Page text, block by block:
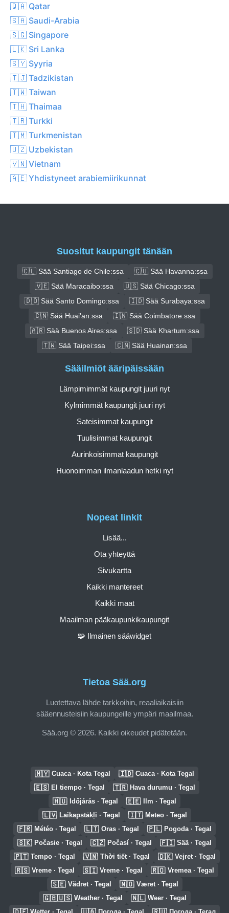
🇶🇦 Qatar
🇸🇦 Saudi-Arabia
🇸🇬 Singapore
🇱🇰 Sri Lanka
🇸🇾 Syyria
🇹🇯 Tadzikistan
🇹🇼 Taiwan
🇹🇭 Thaimaa
🇹🇷 Turkki
🇹🇲 Turkmenistan
🇺🇿 Uzbekistan
🇻🇳 Vietnam
🇦🇪 Yhdistyneet arabiemiirikunnat
Suositut kaupungit tänään
🇨🇱 Sää Santiago de Chile:ssa
🇨🇺 Sää Havanna:ssa
🇻🇪 Sää Maracaibo:ssa
🇺🇸 Sää Chicago:ssa
🇩🇴 Sää Santo Domingo:ssa
🇮🇩 Sää Surabaya:ssa
🇨🇳 Sää Huai'an:ssa
🇮🇳 Sää Coimbatore:ssa
🇦🇷 Sää Buenos Aires:ssa
🇸🇩 Sää Khartum:ssa
🇹🇼 Sää Taipei:ssa
🇨🇳 Sää Huainan:ssa
Tietoa Sää.org
Luotettava lähde tarkkoihin, reaaliaikaisiin
sääennusteisiin kaupungeille ympäri maailmaa.
Sää.org © 2026. Kaikki oikeudet pidätetään.
Nopeat linkit
Lisää...
Ota yhteyttä
Sivukartta
Kaikki mantereet
Kaikki maat
Maailman pääkaupunkikaupungit
🧩 Ilmainen sääwidget
Sääilmiöt ääripäissään
Lämpimimmät kaupungit juuri nyt
Kylmimmät kaupungit juuri nyt
Sateisimmat kaupungit
Tuulisimmat kaupungit
Aurinkoisimmat kaupungit
Huonoimman ilmanlaadun hetki nyt
🇲🇾 Cuaca · Kota Tegal 🇮🇩 Cuaca · Kota Tegal
🇪🇸 El tiempo · Tegal 🇹🇷 Hava durumu · Tegal
🇭🇺 Időjárás · Tegal 🇪🇪 Ilm · Tegal
🇱🇻 Laikapstākļi · Tegal 🇮🇹 Meteo · Tegal
🇫🇷 Météo · Tegal 🇱🇹 Oras · Tegal 🇵🇱 Pogoda · Tegal
🇸🇰 Počasie · Tegal 🇨🇿 Počasí · Tegal 🇫🇮 Sää · Tegal
🇵🇹 Tempo · Tegal 🇻🇳 Thời tiết · Tegal 🇩🇰 Vejret · Tegal
🇷🇸 Vreme · Tegal 🇸🇮 Vreme · Tegal 🇷🇴 Vremea · Tegal
🇸🇪 Vädret · Tegal 🇳🇴 Været · Tegal
🇬🇧🇺🇸 Weather · Tegal 🇳🇱 Weer · Tegal